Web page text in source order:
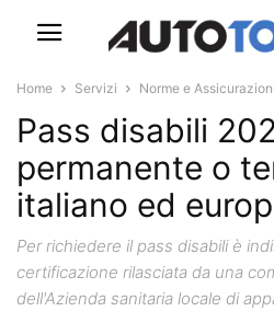
Home Servizi Norme e Assicurazioni
Pass disabili
permanente o
italiano ed
Per richiedere il pass disabili è
certificazione rilasciata da una
dell'Azienda sanitaria locale di